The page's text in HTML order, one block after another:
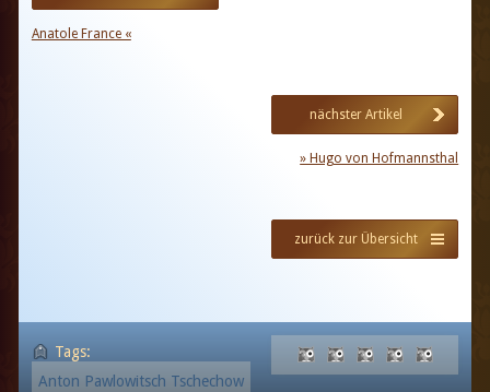
Anatole France «
nächster Artikel
» Hugo von Hofmannsthal
zurück zur Übersicht
Tags:
Anton Pawlowitsch Tschechow